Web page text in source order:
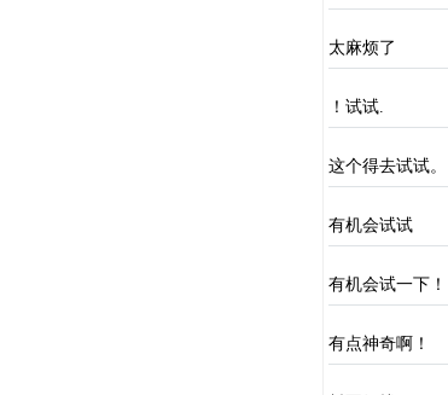
太麻烦了
！试试.
这个得去试试。
有机会试试
有机会试一下！
有点神奇啊！